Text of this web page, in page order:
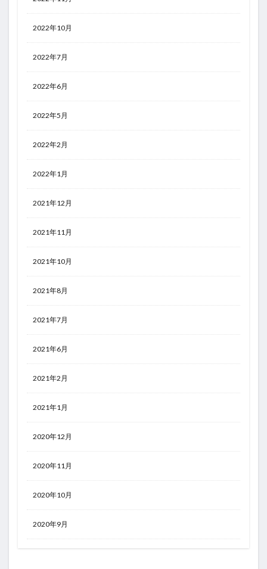
2022年10月
2022年7月
2022年6月
2022年5月
2022年2月
2022年1月
2021年12月
2021年11月
2021年10月
2021年8月
2021年7月
2021年6月
2021年2月
2021年1月
2020年12月
2020年11月
2020年10月
2020年9月